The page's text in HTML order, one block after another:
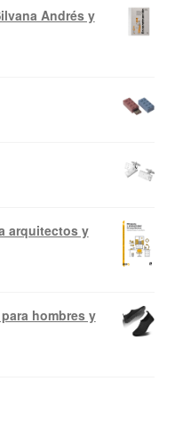
Andrés y
arquitectos y
hombres y